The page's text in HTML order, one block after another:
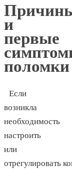
и
первые
поломки
Если
возникла
необходимость
настроить
или
отрегулировать